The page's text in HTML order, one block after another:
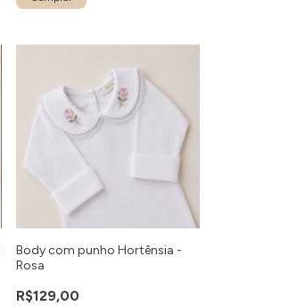
Body com punho Hortênsia -
Rosa
R$129,00